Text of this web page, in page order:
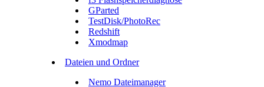
GParted
TestDisk/PhotoRec
Redshift
Xmodmap
Dateien und Ordner
Nemo Dateimanager